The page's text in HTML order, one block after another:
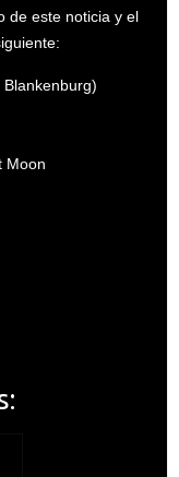
de este noticia y el
Moon